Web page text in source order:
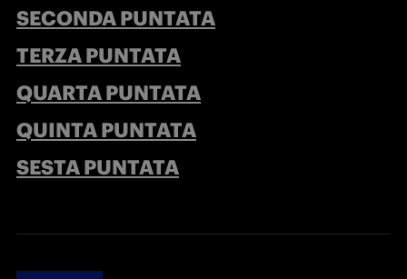
SECONDA PUNTATA
TERZA PUNTATA
QUARTA PUNTATA
QUINTA PUNTATA
SESTA PUNTATA